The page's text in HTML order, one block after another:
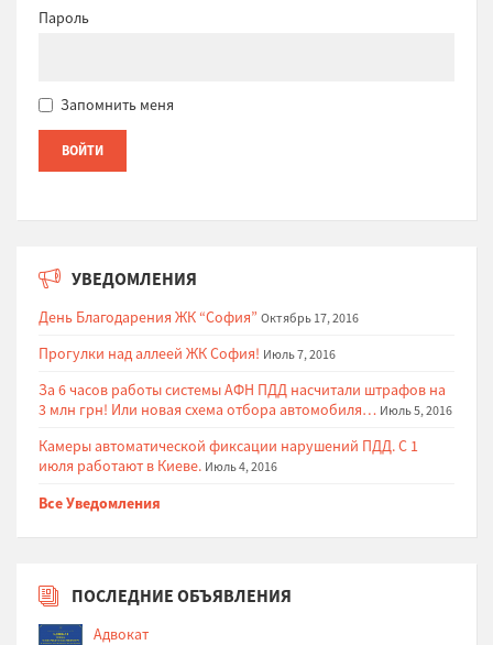
Пароль
Запомнить меня
УВЕДОМЛЕНИЯ
День Благодарения ЖК “София” Октябрь 17, 2016
Прогулки над аллеей ЖК София! Июль 7, 2016
За 6 часов работы системы АФН ПДД насчитали штрафов на
3 млн грн! Или новая схема отбора автомобиля… Июль 5, 2016
Камеры автоматической фиксации нарушений ПДД. С 1
июля работают в Киеве. Июль 4, 2016
Все Уведомления
ПОСЛЕДНИЕ ОБЪЯВЛЕНИЯ
Адвокат